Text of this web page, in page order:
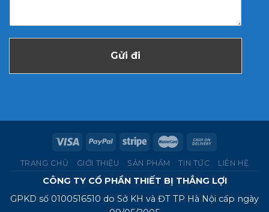
Gửi đi
TRANG CHỦ GIỚI THIỆU SẢN PHẨM TIN TỨC LIÊN HỆ
CÔNG TY CỔ PHẦN THIẾT BỊ THẮNG LỢI
GPKD số 0100516510 do Sở KH và ĐT TP Hà Nội cấp ngày